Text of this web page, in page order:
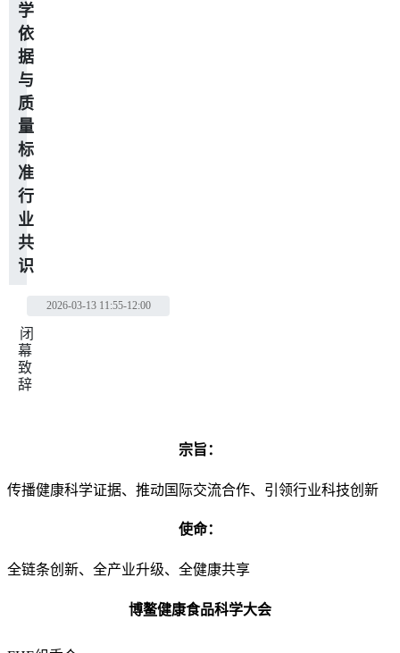
学
依
据
与
质
量
标
准
行
业
共
识
2026-03-13 11:55-12:00
闭
幕
致
辞
宗旨：
传播健康科学证据、推动国际交流合作、引领行业科技创新
使命：
全链条创新、全产业升级、全健康共享
博鳌健康食品科学大会